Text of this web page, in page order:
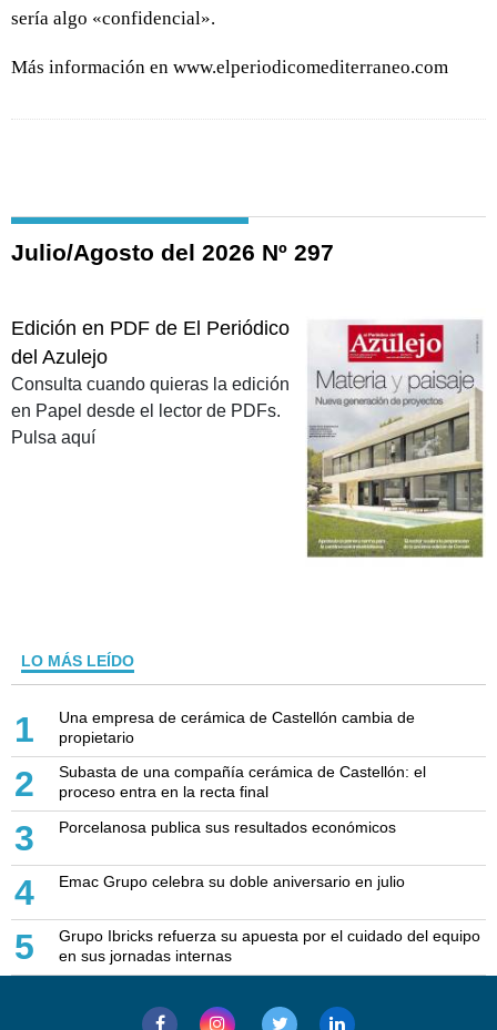
sería algo «confidencial».
Más información en www.elperiodicomediterraneo.com
Julio/Agosto del 2026 Nº 297
Edición en PDF de El Periódico
del Azulejo
Consulta cuando quieras la edición
en Papel desde el lector de PDFs.
Pulsa aquí
LO MÁS LEÍDO
1
Una empresa de cerámica de Castellón cambia de
propietario
2
Subasta de una compañía cerámica de Castellón: el
proceso entra en la recta final
3 Porcelanosa publica sus resultados económicos
4 Emac Grupo celebra su doble aniversario en julio
5
Grupo Ibricks refuerza su apuesta por el cuidado del equipo
en sus jornadas internas